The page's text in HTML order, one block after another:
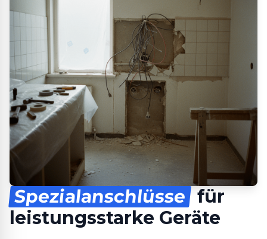
Spezialanschlüsse für
leistungsstarke Geräte